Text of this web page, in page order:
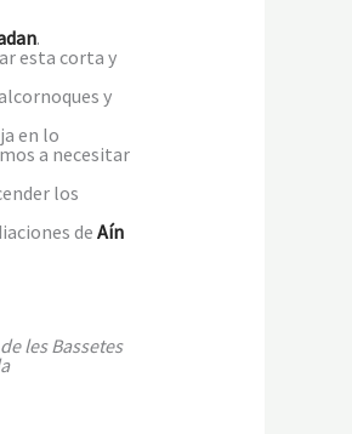
.
esta corta y
y
en lo
a necesitar
los
deAín
les Bassetes